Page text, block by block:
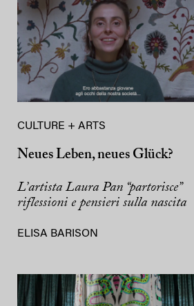
CULTURE + ARTS
Neues Leben, neues Glück?
L’artista Laura Pan “partorisce”
riflessioni e pensieri sulla nascita
ELISA BARISON